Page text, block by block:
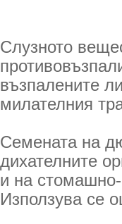
Слузното
възпалените
милателния
Семената на
ди­хателните
и на стомашно-
Използува се